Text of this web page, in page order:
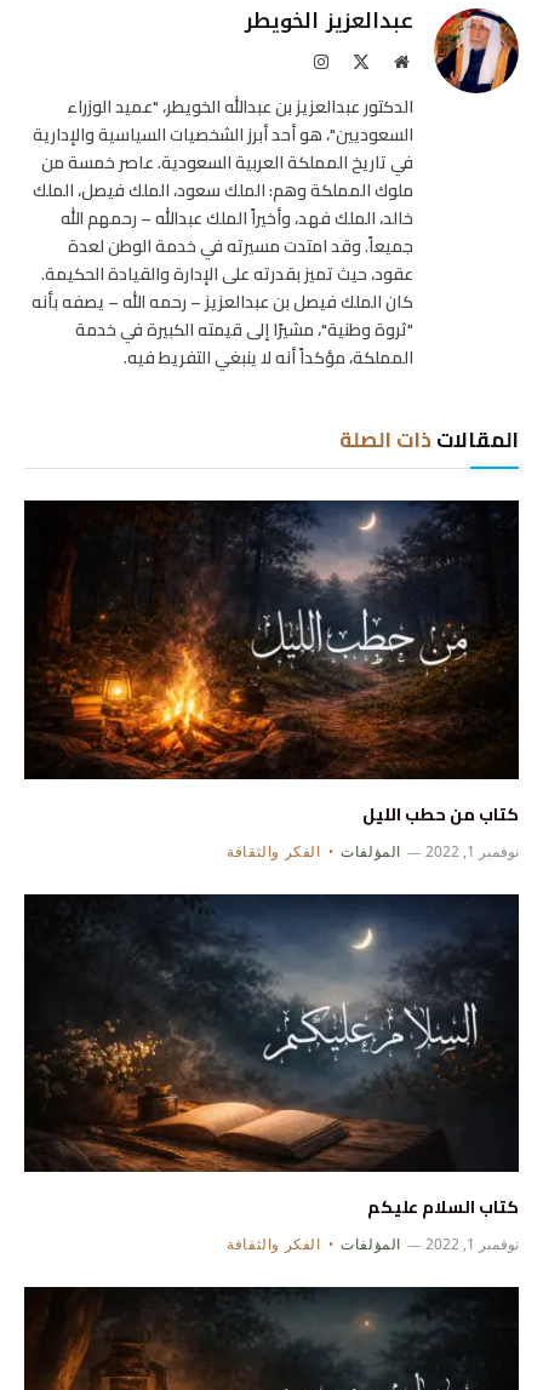
عبدالعزيز الخويطر
موقع
الانستغرام
الدكتور عبدالعزيز بن عبدالله الخويطر، "عميد الوزراء
السعوديين"، هو أحد أبرز الشخصيات السياسية والإدارية
في تاريخ المملكة العربية السعودية. عاصر خمسة من
ملوك المملكة وهم: الملك سعود، الملك فيصل، الملك
خالد، الملك فهد، وأخيراً الملك عبدالله – رحمهم الله
جميعاً. وقد امتدت مسيرته في خدمة الوطن لعدة
عقود، حيث تميز بقدرته على الإدارة والقيادة الحكيمة.
كان الملك فيصل بن عبدالعزيز – رحمه الله – يصفه بأنه
"ثروة وطنية"، مشيرًا إلى قيمته الكبيرة في خدمة
المملكة، مؤكداً أنه لا ينبغي التفريط فيه.
المقالاتذات الصلة
كتاب من حطب الليل
نوفمبر 1, 2022 المؤلفات الفكر والثقافة
كتاب السلام عليكم
نوفمبر 1, 2022 المؤلفات الفكر والثقافة